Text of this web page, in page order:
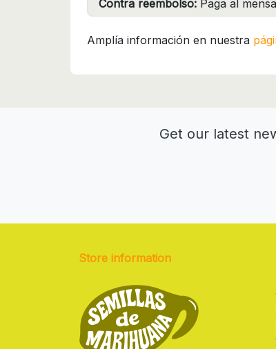
Contra reembolso: Paga al
Amplía información en nuestra
Get our latest
Store information